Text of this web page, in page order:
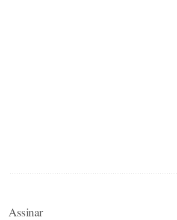
Assinar